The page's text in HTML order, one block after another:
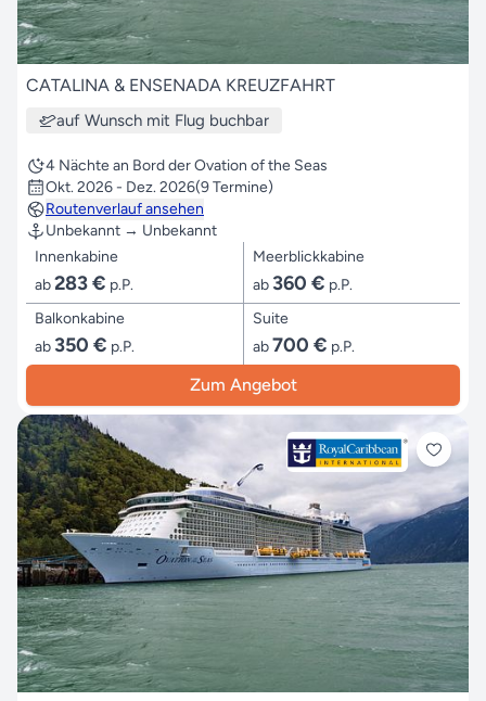
CATALINA & ENSENADA KREUZFAHRT
auf Wunsch mit Flug buchbar
4 Nächte an Bord der Ovation of the Seas
Okt. 2026 - Dez. 2026(9 Termine)
Routenverlauf ansehen
Unbekannt → Unbekannt
Innenkabine
ab283 € p.P.
Meerblickkabine
ab 360 € p.P.
Balkonkabine
ab 350 € p.P.
Suite
ab700 € p.P.
Zum Angebot